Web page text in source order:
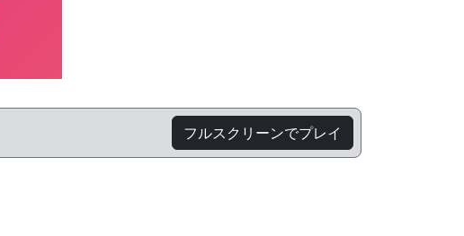
フルスクリーンでプレイ